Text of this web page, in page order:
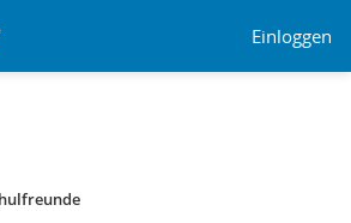
Einloggen